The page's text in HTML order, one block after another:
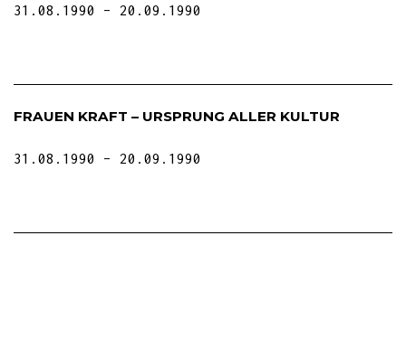
31.08.1990 20.09.1990
FRAUEN KRAFT – URSPRUNG ALLER KULTUR
31.08.1990 20.09.1990